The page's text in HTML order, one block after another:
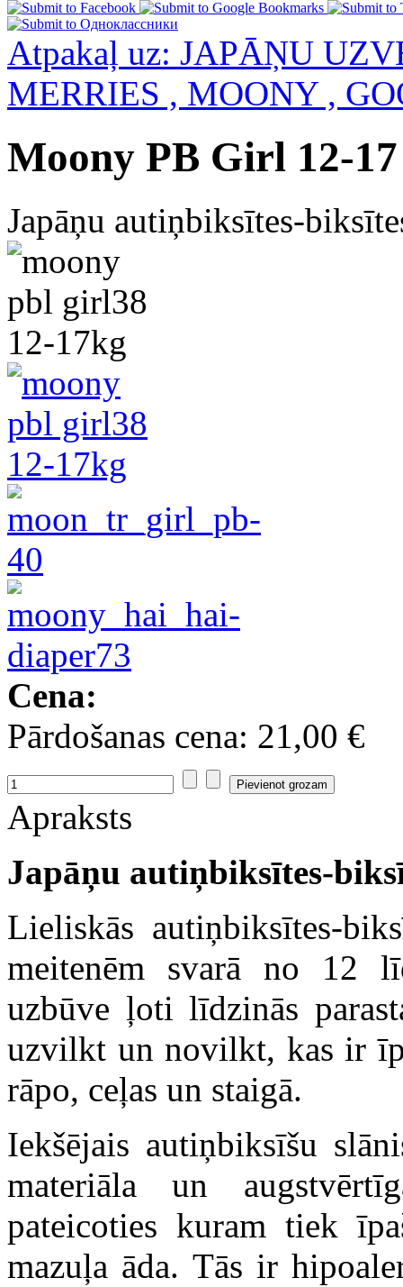
Atpakaļ uz: JAPĀŅU
MERRIES , MOONY ,
Moony PB Girl 12-
Japāņu autiņbiksītes-
Cena:
Pārdošanas cena: 21,00 €
Apraksts
Japāņu autiņbiksītes-
Lieliskās autiņbiksītes-
meitenēm svarā no 12
uzbūve ļoti līdzinās
uzvilkt un novilkt, kas ir
rāpo, ceļas un staigā.
Iekšējais autiņbiksīšu
materiāla un
pateicoties kuram tiek
mazuļa āda. Tās ir